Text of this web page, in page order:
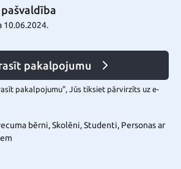
10.06.2024.
pakalpojumu
pakalpojumu", Jūs tiksiet pārvirzīts uz e-
bērni, Skolēni, Studenti, Personas ar